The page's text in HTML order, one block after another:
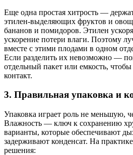
Еще одна простая хитрость —
этилен-выделяющих фруктов и
бананов и помидоров. Этилен
ускорение потери влаги. Поэтому
вместе с этими плодами в одном
Если разделить их невозможно —
отдельный пакет или емкость,
контакт.
3. Правильная упаковка и
Упаковка играет роль не меньшую,
Влажность — ключ к сохранению
варианты, которые обеспечивают
задерживают конденсат. На
решения: